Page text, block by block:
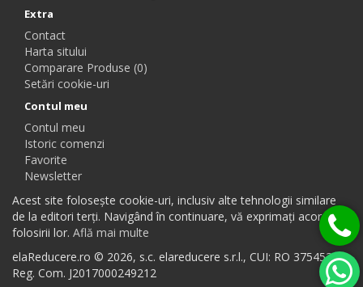
Extra
Contact
Harta sitului
Comparare Produse (0)
Setări cookie-uri
Contul meu
Contul meu
Istoric comenzi
Favorite
Newsletter
Acest site folosește cookie-uri, inclusiv alte tehnologii similare
de la editori terți. Navigând în continuare, vă exprimați acordul
folosirii lor. Află mai multe
elaReducere.ro © 2026, s.c. elareducere s.r.l., CUI: RO 37545384,
Reg. Com. J2017000249212